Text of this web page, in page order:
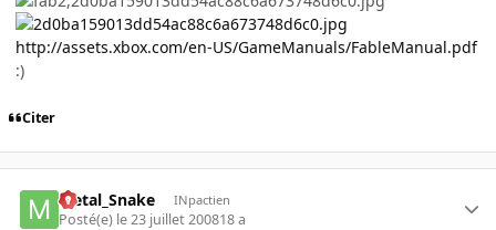
http://assets.xbox.com/en-US/GameManuals/FableManual.pdf
:)
Citer
Metal_Snake INpactien
Posté(e) le 23 juillet 200818 a